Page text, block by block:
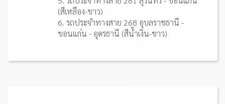
(สีเหลือง-ขาว)
6. รถประจำทางสาย 268 อุบลราชธานี -
ขอนแก่น - อุดรธานี (สีน้ำเงิน-ขาว)